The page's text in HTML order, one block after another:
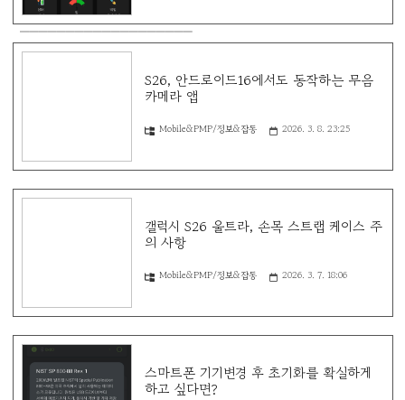
S26, 안드로이드16에서도 동작하는 무음
카메라 앱
Mobile&PMP/정보&잡동 2026. 3. 8. 23:25
갤럭시 S26 울트라, 손목 스트랩 케이스 주
의 사항
Mobile&PMP/정보&잡동 2026. 3. 7. 18:06
스마트폰 기기변경 후 초기화를 확실하게
하고 싶다면?